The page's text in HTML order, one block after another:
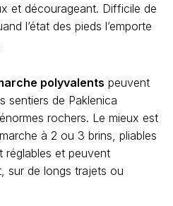
et décourageant. Difficile de
l’état des pieds l’emporte
polyvalents peuvent
sentiers de Paklenica
rochers. Le mieux est
à 2 ou 3 brins, pliables
réglables et peuvent
sur de longs trajets ou